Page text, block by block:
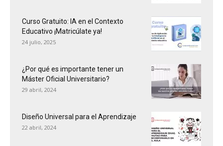
Curso Gratuito: IA en el Contexto
Educativo ¡Matricúlate ya!
24 julio, 2025
¿Por qué es importante tener un
Máster Oficial Universitario?
29 abril, 2024
Diseño Universal para el Aprendizaje
22 abril, 2024